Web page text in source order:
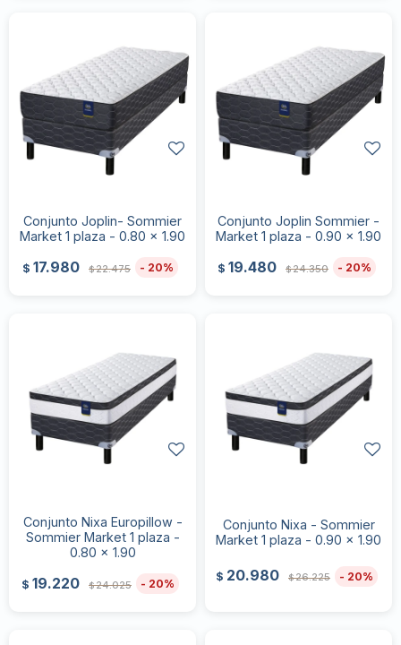
Conjunto Joplin- Sommier
Market 1 plaza - 0.80 x 1.90
$ 17.980 $22.475 20
Conjunto Joplin Sommier -
Market 1 plaza - 0.90 x 1.90
$ 19.480 $24.350 20
Conjunto Nixa Europillow -
Sommier Market 1 plaza -
0.80 x 1.90
$ 19.220 $24.025 20
Conjunto Nixa - Sommier
Market 1 plaza - 0.90 x 1.90
$ 20.980 $26.225 20